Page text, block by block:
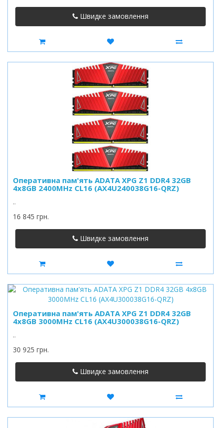
Швидке замовлення
Оперативна пам'ять ADATA XPG Z1 DDR4 32GB
4x8GB 2400MHz CL16 (AX4U240038G16-QRZ)
..
16 845 грн.
Швидке замовлення
Оперативна пам'ять ADATA XPG Z1 DDR4 32GB
4x8GB 3000MHz CL16 (AX4U300038G16-QRZ)
..
30 925 грн.
Швидке замовлення